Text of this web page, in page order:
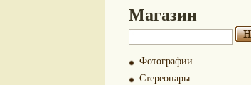
Магазин
Фотографии
Стереопары